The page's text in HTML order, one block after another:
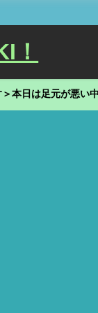
！
本日は足元が悪い